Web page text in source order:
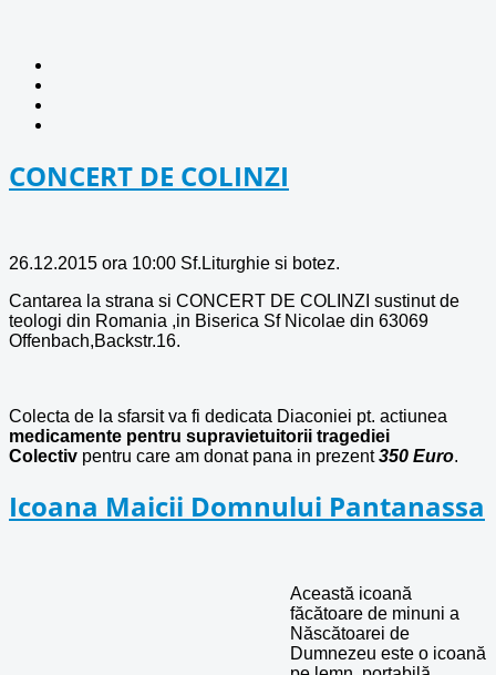
CONCERT DE COLINZI
26.12.2015 ora 10:00 Sf.Liturghie si botez.
Cantarea la strana si CONCERT DE COLINZI sustinut de
teologi din Romania ,in Biserica Sf Nicolae din 63069
Offenbach,Backstr.16.
Colecta de la sfarsit va fi dedicata Diaconiei pt. actiunea
medicamente pentru supravietuitorii tragediei
Colectiv pentru care am donat pana in prezent350 Euro.
Icoana Maicii Domnului Pantanassa
Această icoană
făcătoare de minuni a
Născătoarei de
Dumnezeu este o icoană